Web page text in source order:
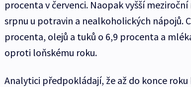
procenta v červenci. Naopak vyšší
srpnu u potravin a nealkoholických nápojů.
procenta, olejů a tuků o 6,9 procenta a
oproti loňskému roku.
Analytici předpokládají, že až do konce